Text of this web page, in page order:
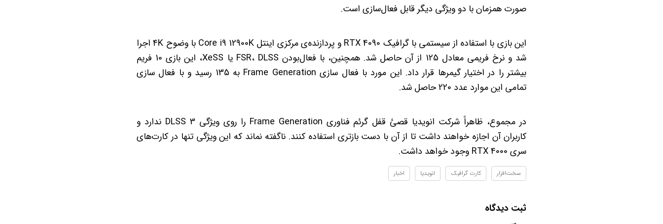
صورت همزمان با دو ویژگی دیگر قابل فعال‌سازی است.
این بازی با استفاده از سیستمی با گرافیک RTX 4090 و پردازنده‌ی مرکزی اینتل Core i9 12900K با وضوح 4K اجرا
شد و نرخ فریمی معادل 125 از آن حاصل شد. همچنین، با فعال‌بودن FSR، DLSS یا XeSS، این بازی 10 فریم
بیشتر را در اختیار گیمرها قرار داد. این مورد با فعال سازی Frame Generation به 135 رسید و با فعال سازی
تمامی این موارد عدد 220 حاصل شد.
در مجموع، ظاهراً شرکت انویدیا قصئ قفل گرئم فناوری Frame Generation را روی ویژگی DLSS 3 ندارد و
کاربران آن اجازه خواهند داشت تا از آن با دست بازتری استفاده کنند. ناگفته نماند که این ویژگی تنها در کارت‌‌های
سری RTX 4000 وجود خواهد داشت.
سخت‌افزار کارت گرافیک انویدیا اخبار
ثبت دیدگاه